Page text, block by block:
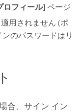
ロフィール] ページ
用されません (ポ
のパスワードはリ
合、サイン イン